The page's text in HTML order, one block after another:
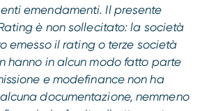
emendamenti. Il presente
è non sollecitato: la società
emesso il rating o terze società
hanno in alcun modo fatto parte
e modefinance non ha
documentazione, nemmeno